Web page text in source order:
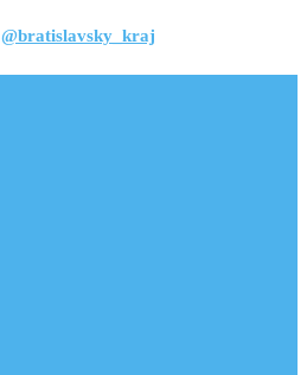
@bratislavsky_kraj